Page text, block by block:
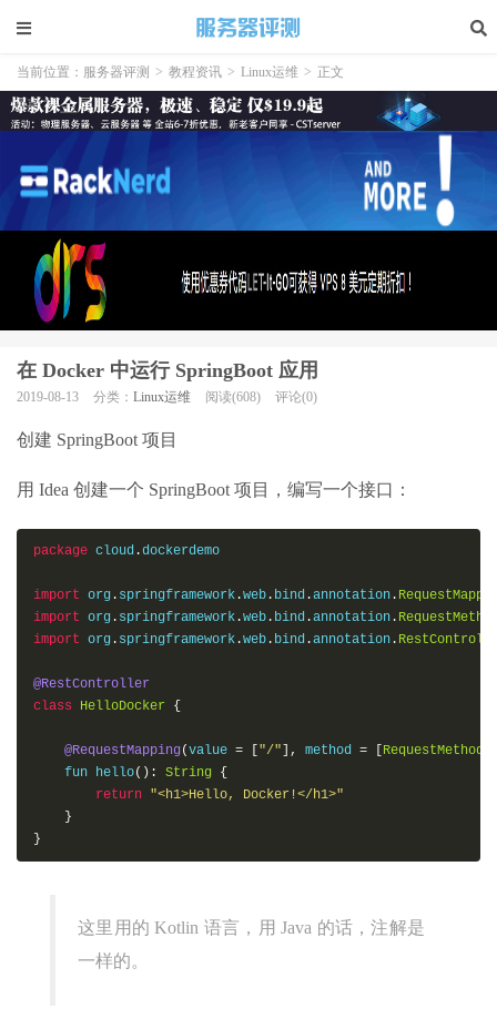
当前位置： 服务器评测 > 教程资讯 > Linux运维 > 正文
在 Docker 中运行 SpringBoot 应用
2019-08-13 分类： Linux运维 阅读(608) 评论(0)
创建 SpringBoot 项目
用 Idea 创建一个 SpringBoot 项目，编写一个接口：
package cloud .dockerdemo
import org . springframework .web . bind .annotation .
import org . springframework .web . bind .annotation .
import org . springframework .web . bind .annotation .
@RestController
class
HelloDocker {
@RequestMapping(value = ["/"], method = [RequestMethod
    fun hello
(): String {
return "<h1>Hello, Docker!</h1>"
}
}
这里用的 Kotlin 语言，用 Java 的话，注解是
一样的。